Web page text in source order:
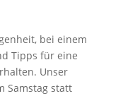
bei einem
Tipps für eine
Unser
Samstag statt